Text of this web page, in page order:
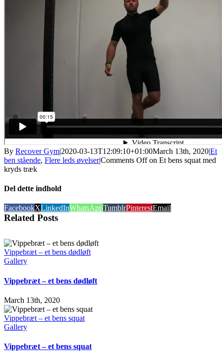
By Recover Gym|2020-03-13T12:09:10+01:00March 13th, 2020|Et
ben stående, Flere leds øvelser|Comments Offon Et bens squat med
kryds træk
Del dette indhold
FacebookXLinkedInWhatsAppTumblrPinterestEmail
Related Posts
Vippebræt – et bens dødløft
Gallery
Vippebræt – et bens dødløft
March 13th, 2020
Vippebræt – et bens squat
Gallery
Vippebræt – et bens squat